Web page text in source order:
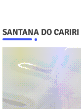
SANTANA DO CARIRI